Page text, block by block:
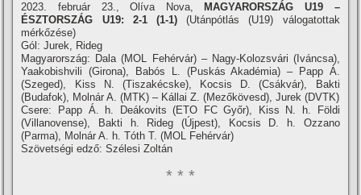
2023. február 23., Olíva Nova,
MAGYARORSZÁG U19 –
ÉSZTORSZÁG U19: 2-1 (1-1) (Utánpótlás (U19) válogatottak
mérkőzése)
Gól: Jurek, Rideg
Magyarország: Dala (MOL Fehérvár) – Nagy-Kolozsvári (Iváncsa),
Yaakobishvili (Girona), Babós L. (Puskás Akadémia) – Papp Á.
(Szeged), Kiss N. (Tiszakécske), Kocsis D. (Csákvár), Bakti
(Budafok), Molnár A. (MTK) – Kállai Z. (Mezőkövesd), Jurek (DVTK)
Csere: Papp Á. h. Deákovits (ETO FC Győr), Kiss N. h. Földi
(Villanovense), Bakti h. Rideg (Újpest), Kocsis D. h. Ozzano
(Parma), Molnár A. h. Tóth T. (MOL Fehérvár)
Szövetségi edző: Szélesi Zoltán
* * *